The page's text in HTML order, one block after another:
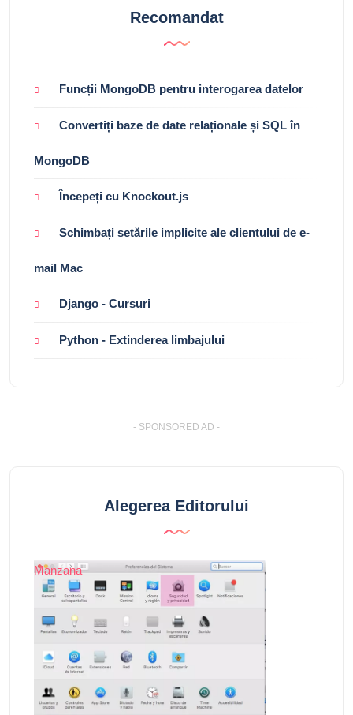
Recomandat
Funcții MongoDB pentru interogarea datelor
Convertiți baze de date relaționale și SQL în
MongoDB
Începeți cu Knockout.js
Schimbați setările implicite ale clientului de e-
mail Mac
Django - Cursuri
Python - Extinderea limbajului
- SPONSORED AD -
Alegerea Editorului
Manzana